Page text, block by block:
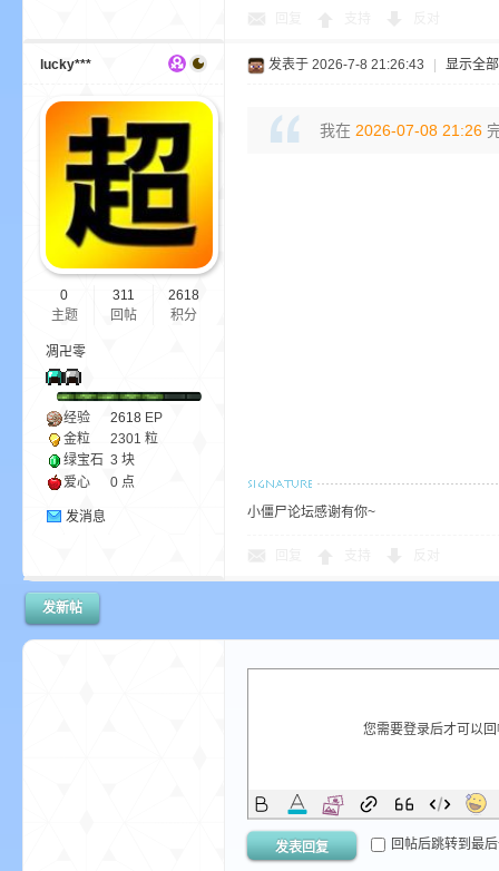
lucky***
0
主题
311
回帖
2618
积分
凋卍零
经验 2618 EP
金粒
2301 粒
绿宝石 3 块
爱心
0 点
发消息
发表于 2026-7-8 21:26:43 显示全
我在 2026-07-08 21:26
小僵尸论坛感谢有你~
发新帖
您需要登录后才可以
发表回复 回帖后跳转到最